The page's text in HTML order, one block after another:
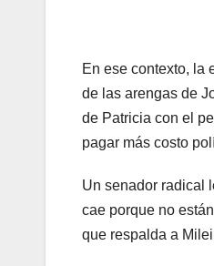
En ese contexto, la
de las arengas de
de Patricia con el
pagar más costo
Un senador radical
cae porque no
que respalda a